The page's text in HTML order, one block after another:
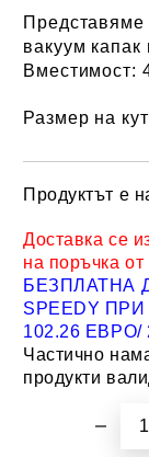
вакуум капак
Вместимост:
Размер на
Продуктът е
Доставка се
на поръчка
БЕЗПЛАТНА
SPEEDY
102.26 ЕВРО/
Частично
продукти